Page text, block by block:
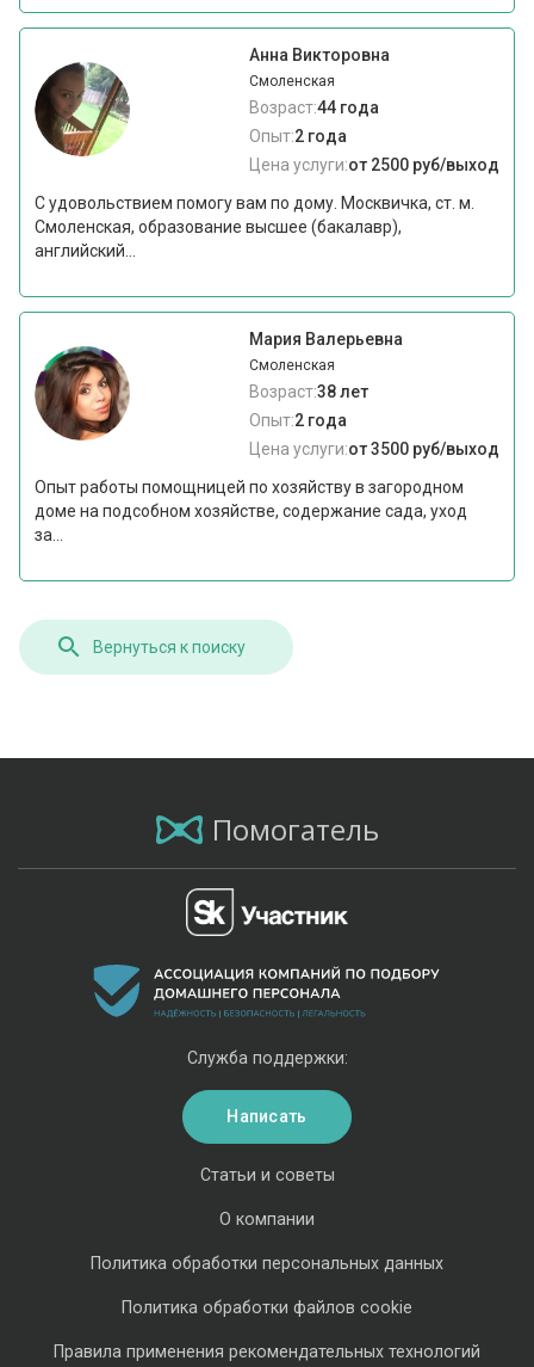
Анна Викторовна
Смоленская
Возраст:44 года
Опыт:2 года
Цена услуги:от 2500 руб/выход
С удовольствием помогу вам по дому. Москвичка, ст. м.
Смоленская, образование высшее (бакалавр),
английский...
Мария Валерьевна
Смоленская
Возраст:38 лет
Опыт:2 года
Цена услуги:от 3500 руб/выход
Опыт работы помощницей по хозяйству в загородном
доме на подсобном хозяйстве, содержание сада, уход
за...
Вернуться к поиску
Помогатель
Статьи и советы
О компании
Политика обработки персональных данных
Политика обработки файлов cookie
Правила применения рекомендательных технологий
Служба поддержки:
Написать